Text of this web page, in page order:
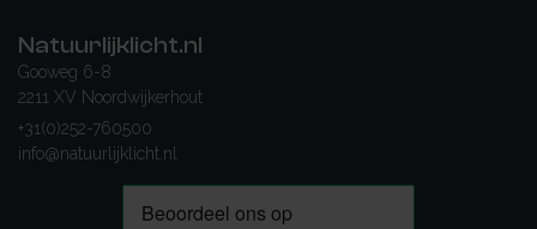
Natuurlijklicht.nl
Gooweg 6-8
2211 XV Noordwijkerhout
+31(0)252-760500
info@natuurlijklicht.nl